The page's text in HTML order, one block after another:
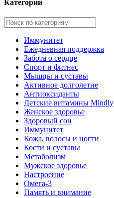
Категории
Иммунитет
Ежедневная поддержка
Забота о сердце
Спорт и фитнес
Мышцы и суставы
Активное долголетие
Антиоксиданты
Детские витамины Mindly
Женское здоровье
Здоровый сон
Иммунитет
Кожа, волосы и ногти
Кости и суставы
Метаболизм
Мужское здоровье
Настроение
Омега-3
Память и внимание